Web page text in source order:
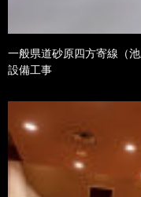
一般県道砂原四方寄線（
設備工事